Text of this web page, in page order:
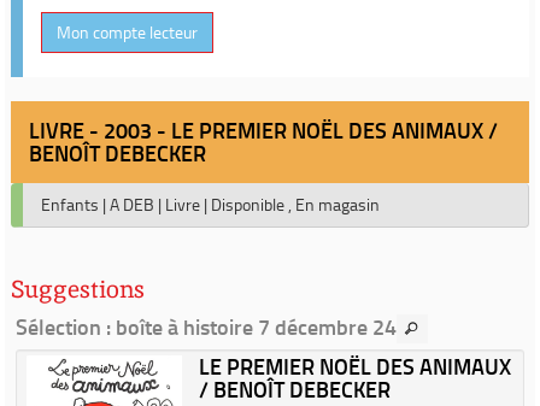
Mon compte lecteur
LIVRE - 2003 - LE PREMIER NOËL DES ANIMAUX /
BENOÎT DEBECKER
Enfants | A DEB | Livre | Disponible , En magasin
Suggestions
Sélection : boîte à histoire 7 décembre 24
LE PREMIER NOËL DES ANIMAUX
/ BENOÎT DEBECKER